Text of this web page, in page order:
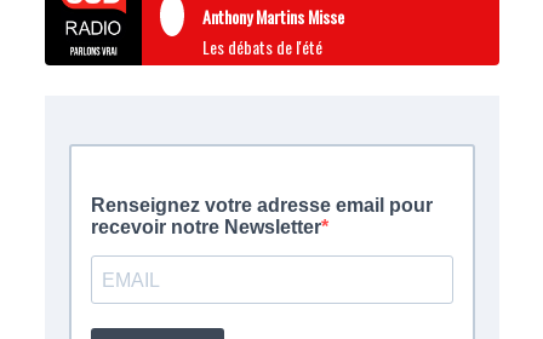
Anthony Martins Misse
Les débats de l'été